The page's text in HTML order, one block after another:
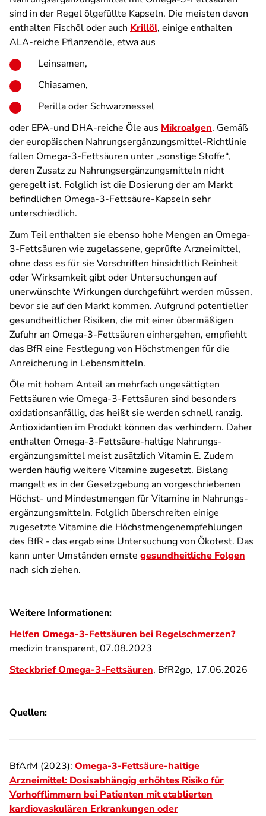
sind in der Regel ölgefüllte Kapseln. Die meisten davon
enthalten Fischöl oder auch Krillöl, einige enthalten
ALA-reiche Pflanzenöle, etwa aus
Leinsamen,
Chiasamen,
Perilla oder Schwarznessel
oder EPA-und DHA-reiche Öle aus Mikroalgen. Gemäß
der europäischen Nahrungsergänzungsmittel-Richtlinie
fallen Omega-3-Fettsäuren unter „sonstige Stoffe“,
deren Zusatz zu Nahrungsergänzungsmitteln nicht
geregelt ist. Folglich ist die Dosierung der am Markt
befindlichen Omega-3-Fettsäure-Kapseln sehr
unterschiedlich.
Zum Teil enthalten sie ebenso hohe Mengen an Omega-
3-Fettsäuren wie zugelassene, geprüfte Arzneimittel,
ohne dass es für sie Vorschriften hinsichtlich Reinheit
oder Wirksamkeit gibt oder Untersuchungen auf
unerwünschte Wirkungen durchgeführt werden müssen,
bevor sie auf den Markt kommen. Aufgrund potentieller
gesundheitlicher Risiken, die mit einer übermäßigen
Zufuhr an Omega-3-Fettsäuren einhergehen, empfiehlt
das BfR eine Festlegung von Höchstmengen für die
Anreicherung in Lebensmitteln.
Öle mit hohem Anteil an mehrfach ungesättigten
Fettsäuren wie Omega-3-Fettsäuren sind besonders
oxidations­anfällig, das heißt sie werden schnell ranzig.
Antioxidantien im Produkt können das verhindern. Daher
enthalten Omega-3-Fettsäure-haltige Nahrungs­
ergänzungs­mittel meist zusätzlich Vitamin E. Zudem
werden häufig weitere Vitamine zugesetzt. Bislang
mangelt es in der Gesetzgebung an vorgeschriebenen
Höchst- und Mindestmengen für Vitamine in Nahrungs­
ergänzungs­mitteln. Folglich überschreiten einige
zugesetzte Vitamine die Höchstmengen­empfehlungen
des BfR - das ergab eine Untersuchung von Ökotest. Das
kann unter Umständen ernste gesundheitliche Folgen
nach sich ziehen.
Weitere Informationen:
Helfen Omega-3-Fettsäuren bei Regelschmerzen?
medizin transparent, 07.08.2023
Steckbrief Omega-3-Fettsäuren, BfR2go, 17.06.2026
Quellen:
BfArM (2023): Omega-3-Fettsäure-haltige
Arzneimittel: Dosisabhängig erhöhtes Risiko für
Vorhofflimmern bei Patienten mit etablierten
kardiovaskulären Erkrankungen oder